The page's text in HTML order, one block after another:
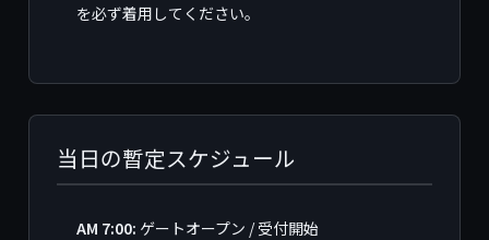
を必ず着用してください。
当日の暫定スケジュール
AM 7:00: ゲートオープン / 受付開始